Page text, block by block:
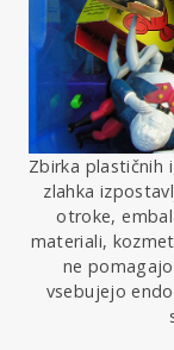
Zbirka plastičnih
zlahka
otroke,
materiali,
ne
vsebujejo